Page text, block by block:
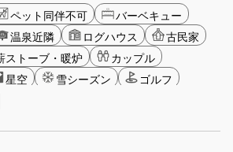
ペット同伴不可
バーベキュー
温泉近隣 ログハウス
古民家
ストーブ・暖炉
カップル
星空 雪シーズン
ゴルフ
ティビティ